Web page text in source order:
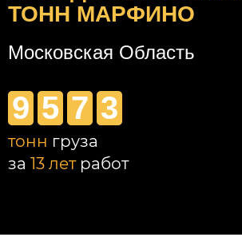
ТОНН МАРФИНО
Московская Область
9 5 7 3
тонн груза
за 13 летработ